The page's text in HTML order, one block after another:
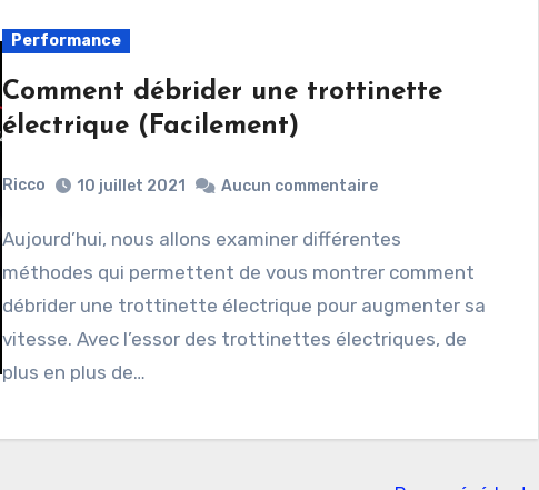
Performance
Comment débrider une trottinette
électrique (Facilement)
Ricco 10 juillet 2021 Aucun commentaire
Aujourd’hui, nous allons examiner différentes
méthodes qui permettent de vous montrer comment
débrider une trottinette électrique pour augmenter sa
vitesse. Avec l’essor des trottinettes électriques, de
plus en plus de…